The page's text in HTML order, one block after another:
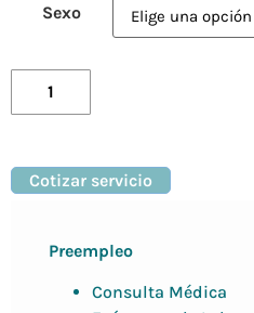
Sexo
Cotizar servicio
Preempleo
Consulta Médica